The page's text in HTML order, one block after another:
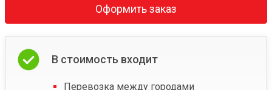
Оформить заказ
В стоимость входит
Перевозка между городами